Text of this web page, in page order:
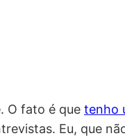
O fato é que tenho
Eu, que